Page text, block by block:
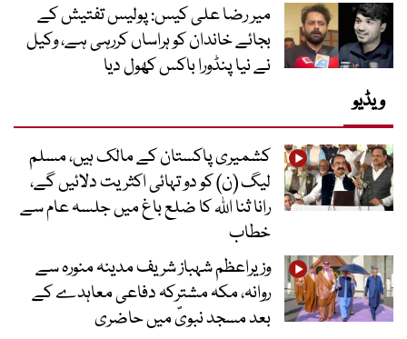
میر رضا علی کیس: پولیس تفتیش کے
بجائے خاندان کو ہراساں کررہی ہے، وکیل
نے نیا پنڈورا باکس کھول دیا
ویڈیو
کشمیری پاکستان کے مالک ہیں، مسلم
لیگ (ن) کو دو تہائی اکثریت دلائیں گے،
رانا ثنا اللہ کا ضلع باغ میں جلسہ عام سے
خطاب
وزیراعظم شہباز شریف مدینہ منورہ سے
روانہ، مکہ مشترکہ دفاعی معاہدے کے
بعد مسجد نبویؐ میں حاضری